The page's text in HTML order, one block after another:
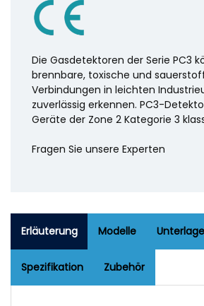
Die Gasdetektoren der Serie PC3
brennbare, toxische und
Verbindungen in leichten
zuverlässig erkennen. PC3-
Geräte der Zone 2 Kategorie 3
Fragen Sie unsere Experten
Erläuterung Modelle
Spezifikation Zubehör